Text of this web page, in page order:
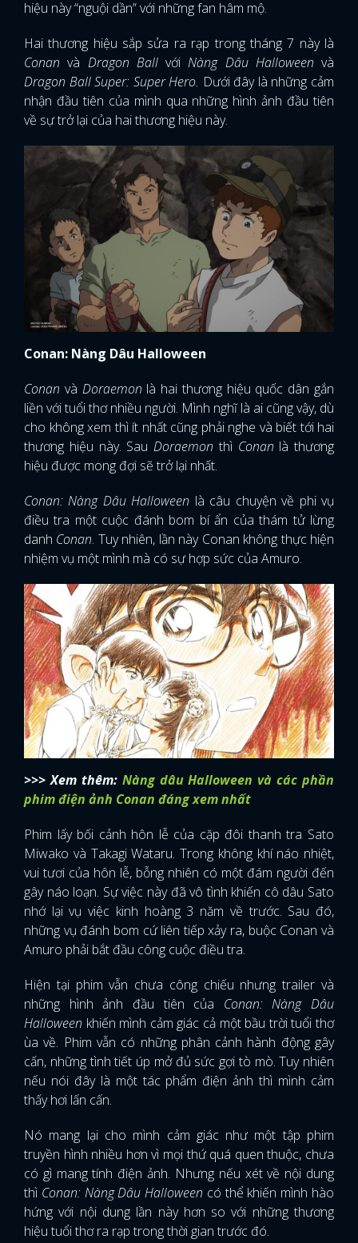
x
ĐĂNG NHẬP
hiệu này “nguội dần” với những fan hâm mộ.
Hai thương hiệu sắp sửa ra rạp trong tháng 7 này là
Conanvà Dragon Ball vớiNàng Dâu Halloween và
Dragon Ball Super: Super Hero. Dưới đây là những cảm
nhận đầu tiên của mình qua những hình ảnh đầu tiên
về sự trở lại của hai thương hiệu này.
Conan: Nàng Dâu Halloween
Conan và Doraemon là hai thương hiệu quốc dân gắn
liền với tuổi thơ nhiều người. Mình nghĩ là ai cũng vậy, dù
cho không xem thì ít nhất cũng phải nghe và biết tới hai
thương hiệu này. Sau Doraemon thì Conan là thương
hiệu được mong đợi sẽ trở lại nhất.
Conan: Nàng Dâu Halloween là câu chuyện về phi vụ
điều tra một cuộc đánh bom bí ẩn của thám tử lừng
danh Conan. Tuy nhiên, lần này Conan không thực hiện
nhiệm vụ một mình mà có sự hợp sức của Amuro.
>>> Xem thêm: Nàng dâu Halloween và các phần
phim điện ảnh Conan đáng xem nhất
Phim lấy bối cảnh hôn lễ của cặp đôi thanh tra Sato
Miwako và Takagi Wataru. Trong không khí náo nhiệt,
vui tươi của hôn lễ, bỗng nhiên có một đám người đến
gây náo loạn. Sự việc này đã vô tình khiến cô dâu Sato
nhớ lại vụ việc kinh hoàng 3 năm về trước. Sau đó,
những vụ đánh bom cứ liên tiếp xảy ra, buộc Conan và
Amuro phải bắt đầu công cuộc điều tra.
Hiện tại phim vẫn chưa công chiếu nhưng trailer và
những hình ảnh đầu tiên của Conan: Nàng Dâu
Halloween khiến mình cảm giác cả một bầu trời tuổi thơ
ùa về. Phim vẫn có những phân cảnh hành động gây
cấn, những tình tiết úp mở đủ sức gợi tò mò. Tuy nhiên
nếu nói đây là một tác phẩm điện ảnh thì mình cảm
thấy hơi lấn cấn.
Nó mang lại cho mình cảm giác như một tập phim
truyền hình nhiều hơn vì mọi thứ quá quen thuộc, chưa
có gì mang tính điện ảnh. Nhưng nếu xét về nội dung
thì Conan: Nàng Dâu Halloween có thể khiến mình hào
hứng với nội dung lần này hơn so với những thương
hiệu tuổi thơ ra rạp trong thời gian trước đó.